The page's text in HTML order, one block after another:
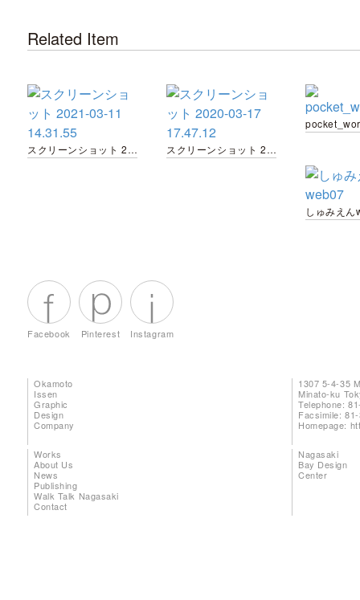
Related Item
スクリーンショット 2021-03-11 14.31.55 スクリーンショット 2020-03-17 17.47.12
しゅみえ
Facebook Pinterest Instagram
Okamoto
Issen
Graphic
Design
Company
1307 5-4-35
Minato-ku
Telephone:
Facsimile:
Homepage:
Works
About Us
News
Publishing
Walk Talk Nagasaki
Contact
Nagasaki
Bay Design
Center